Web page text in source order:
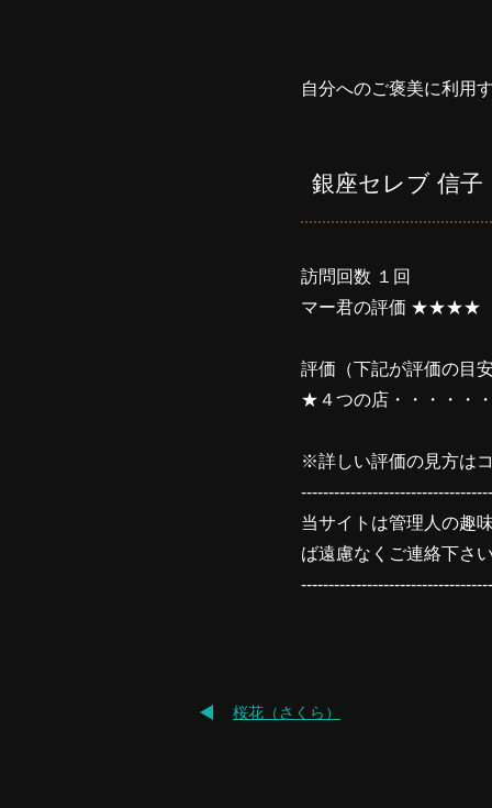
自分へのご褒美に利用
銀座セレブ 信
訪問回数 １回
マー君の評価 ★★★★
評価（下記が評価の目安
★４つの店・・・・・
※詳しい評価の見方は
当サイトは管理人の趣
ば遠慮なくご連絡下さ
桜花（さくら）